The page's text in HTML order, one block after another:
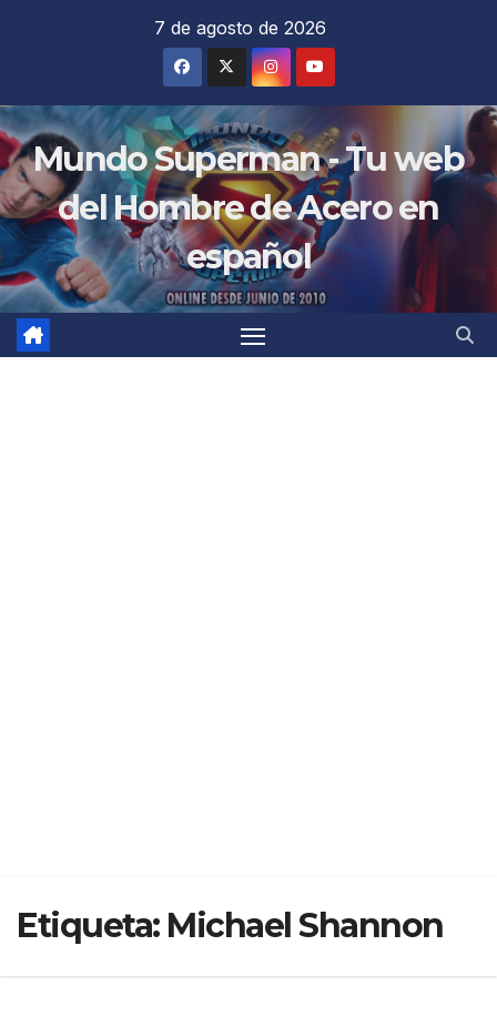
7 de agosto de 2026
Mundo Superman - Tu web
del Hombre de Acero en
español
Etiqueta: Michael Shannon